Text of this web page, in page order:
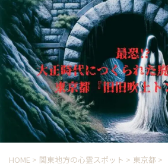
HOME > 関東地方の心霊スポット > 東京都 >